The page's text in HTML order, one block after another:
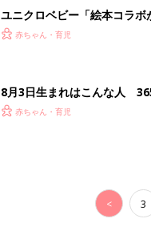
ユニクロベビー「絵本コラ
5選赤ちゃん・育児
8月3日生まれはこんな人
赤ちゃん・育児
< 3